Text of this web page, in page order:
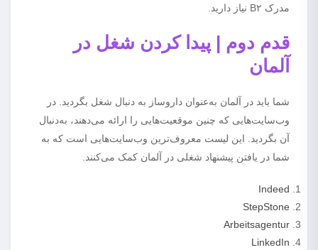
مدرک B۲ نیاز دارید.
قدم دوم | پیدا کردن شغل در
آلمان
شما باید در آلمان به‌عنوان داروساز به دنبال شغل بگردید. در
وب‌سایت‌هایی که چنین موقعیت‌هایی را ارائه می‌دهند، به‌دنبال
آن بگردید. این لیست معروف‌ترین وب‌سایت‌هایی است که به
شما در یافتن پیشنهاد شغلی در آلمان کمک می‌کنند.
Indeed
StepStone
Arbeitsagentur
LinkedIn